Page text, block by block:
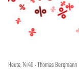
Heute, 14:40 ‧ Thomas Bergmann